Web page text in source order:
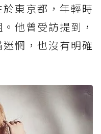
東京都，年輕時
他曾受訪提到，
惘，也沒有明確